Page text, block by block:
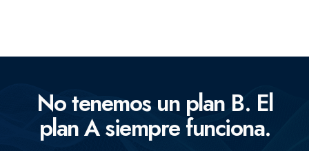
No tenemos un plan B. El
plan A siempre funciona.